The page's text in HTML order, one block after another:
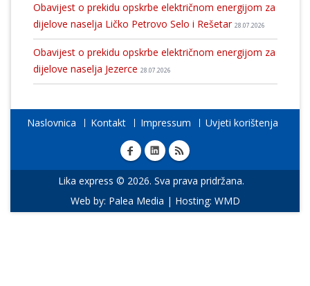
Obavijest o prekidu opskrbe električnom energijom za
dijelove naselja Ličko Petrovo Selo i Rešetar 28.07.2026
Obavijest o prekidu opskrbe električnom energijom za
dijelove naselja Jezerce 28.07.2026
Naslovnica Kontakt Impressum Uvjeti korištenja
Lika express © 2026. Sva prava pridržana.
Web by: Palea Media | Hosting: WMD